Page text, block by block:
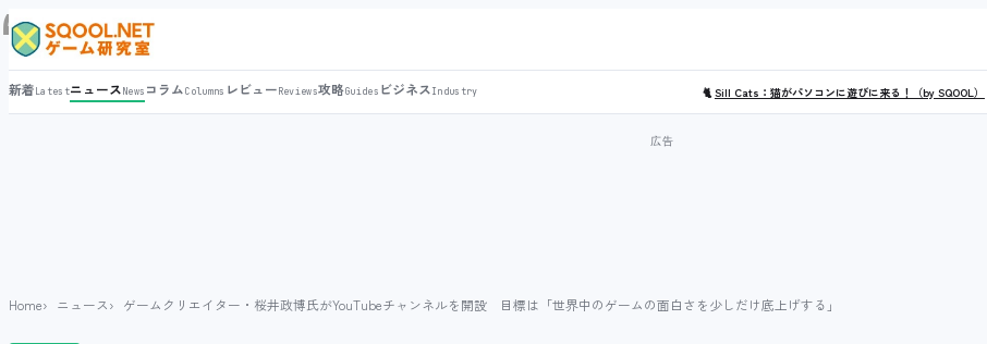
新着LatestニュースNews コラムColumns レビューReviews攻略Guides ビジネスIndustry 🐈Sill Cats：猫がパソコンに遊びに来る！（by SQOOL）
Home ニュース ゲームクリエイター・桜井政博氏がYouTubeチャンネルを開設 目標は「世界中のゲームの面白さを少しだけ底上げする」